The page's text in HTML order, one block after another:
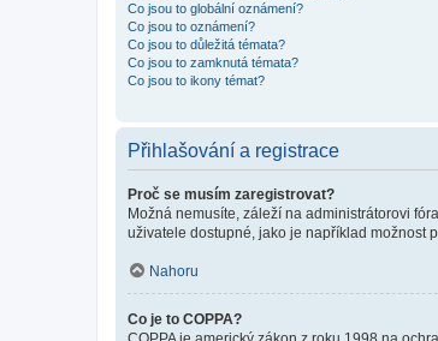
Co jsou to globální oznámení?
Co jsou to oznámení?
Co jsou to důležitá témata?
Co jsou to zamknutá témata?
Co jsou to ikony témat?
Přihlašování a registrace
Proč se musím zaregistrovat?
Možná nemusíte, záleží na administrátorovi
uživatele dostupné, jako je například možnost
Nahoru
Co je to COPPA?